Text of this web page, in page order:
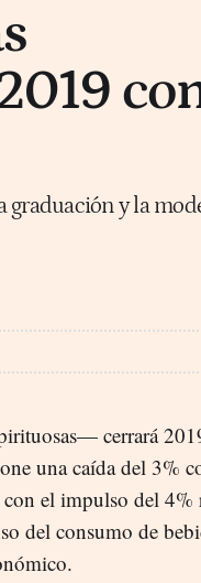
graduación y la
cerrará
una caída del 3%
el impulso del 4%
del consumo de